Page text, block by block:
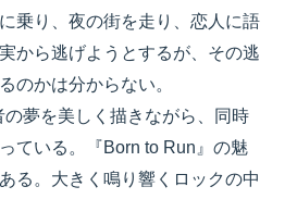
乗り、夜の街を走り、恋人に語
から逃げようとするが、その逃
のかは分からない。
夢を美しく描きながら、同時
ている。『Born to Run』の魅
る。大きく鳴り響くロックの中